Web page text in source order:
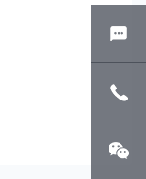
在线客服
咨询电话